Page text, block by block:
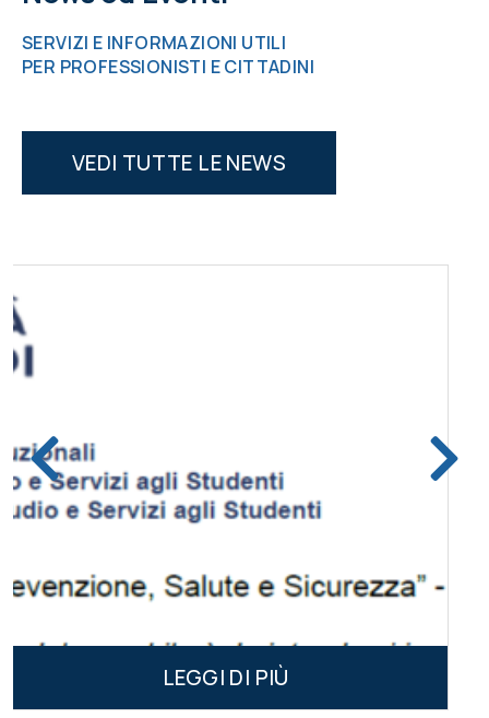
SERVIZI E INFORMAZIONI UTILI
PER PROFESSIONISTI E CITTADINI
VEDI TUTTE LE NEWS